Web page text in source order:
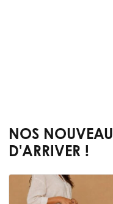
NOS
D'ARRIVER !